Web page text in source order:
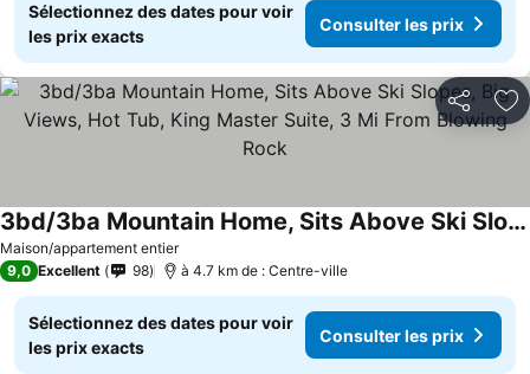
Sélectionnez des dates pour voir
les prix exacts
Consulter les prix
Partager
Maison/appartement entier
3bd/3ba Mountain Home, Sits Above Ski Slopes, Big Views, Hot Tub, King Master Suite, 3 Mi From Blowing Rock
Consulter les prix
9,0 Excellent 98 à 4.7 km de : Centre-ville
Sélectionnez des dates pour voir
les prix exacts
Consulter les prix